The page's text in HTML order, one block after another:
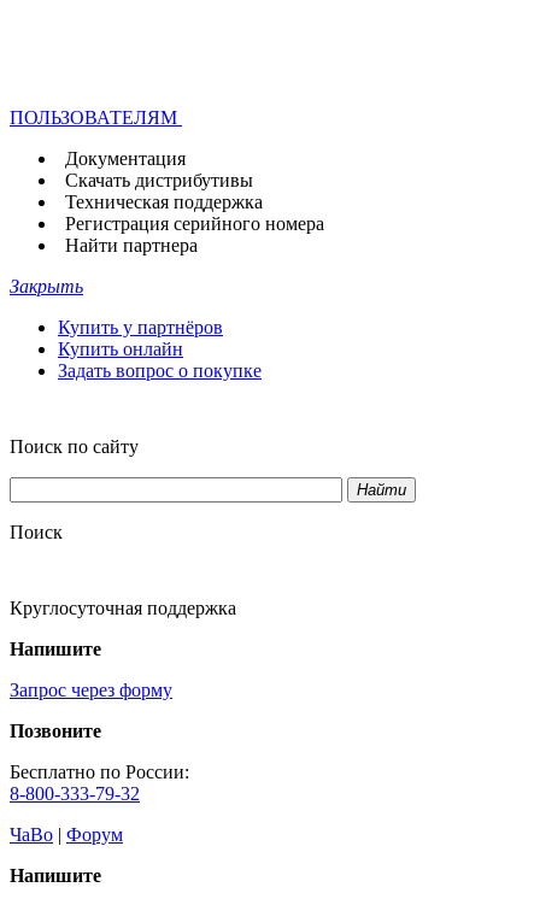
ПОЛЬЗОВАТЕЛЯМ
Документация
Скачать дистрибутивы
Техническая поддержка
Регистрация серийного номера
Найти партнера
Закрыть
Купить у партнёров
Купить онлайн
Задать вопрос о покупке
Поиск по сайту
Найти
Поиск
Круглосуточная поддержка
Напишите
Запрос через форму
Позвоните
Бесплатно по России:
8-800-333-79-32
ЧаВо | Форум
Напишите